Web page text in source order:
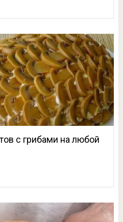
с грибами на любой